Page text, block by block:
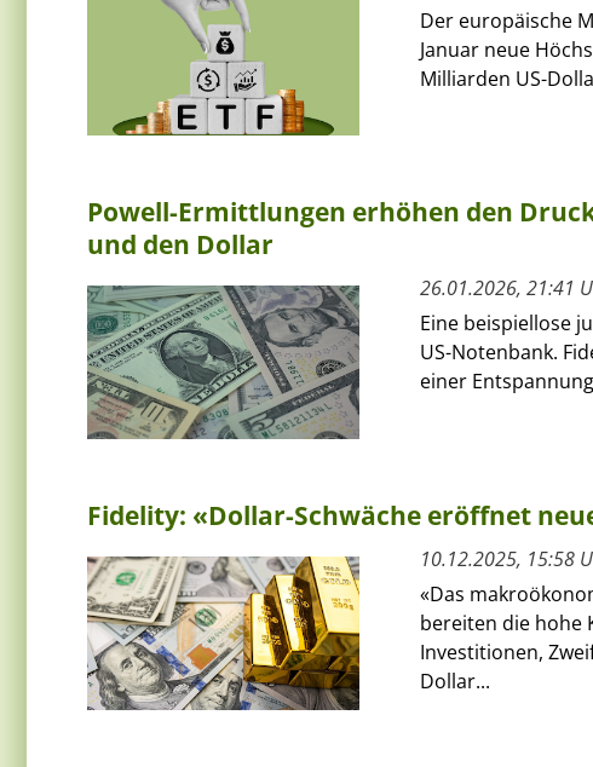
Der europäische
Januar neue
Milliarden US-
Powell-Ermittlungen erhöhen den
und den Dollar
26.01.2026, 21:41
Eine beispiellose
US-Notenbank.
einer
Fidelity: «Dollar-Schwäche eröffnet
10.12.2025, 15:58
«Das
bereiten die hohe
Investitionen,
Dollar...